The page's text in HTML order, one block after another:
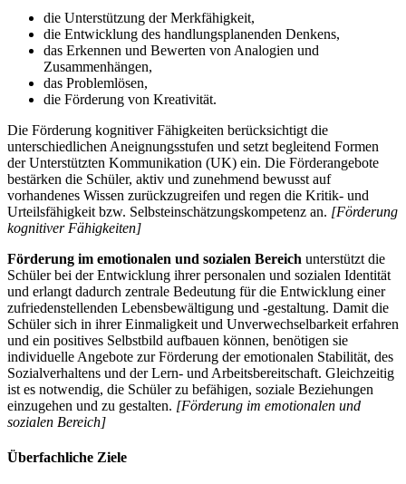
die Unterstützung der Merkfähigkeit,
die Entwicklung des handlungsplanenden Denkens,
das Erkennen und Bewerten von Analogien und
Zusammenhängen,
das Problemlösen,
die Förderung von Kreativität.
Die Förderung kognitiver Fähigkeiten berücksichtigt die
unterschiedlichen Aneignungsstufen und setzt begleitend Formen
der Unterstützten Kommunikation (UK) ein. Die Förderangebote
bestärken die Schüler, aktiv und zunehmend bewusst auf
vorhandenes Wissen zurückzugreifen und regen die Kritik- und
Urteilsfähigkeit bzw. Selbsteinschätzungskompetenz an. [Förderung
kognitiver Fähigkeiten]
Förderung im emotionalen und sozialen Bereich unterstützt die
Schüler bei der Entwicklung ihrer personalen und sozialen Identität
und erlangt dadurch zentrale Bedeutung für die Entwicklung einer
zufriedenstellenden Lebensbewältigung und -gestaltung. Damit die
Schüler sich in ihrer Einmaligkeit und Unverwechselbarkeit erfahren
und ein positives Selbstbild aufbauen können, benötigen sie
individuelle Angebote zur Förderung der emotionalen Stabilität, des
Sozialverhaltens und der Lern- und Arbeitsbereitschaft. Gleichzeitig
ist es notwendig, die Schüler zu befähigen, soziale Beziehungen
einzugehen und zu gestalten. [Förderung im emotionalen und
sozialen Bereich]
Überfachliche Ziele